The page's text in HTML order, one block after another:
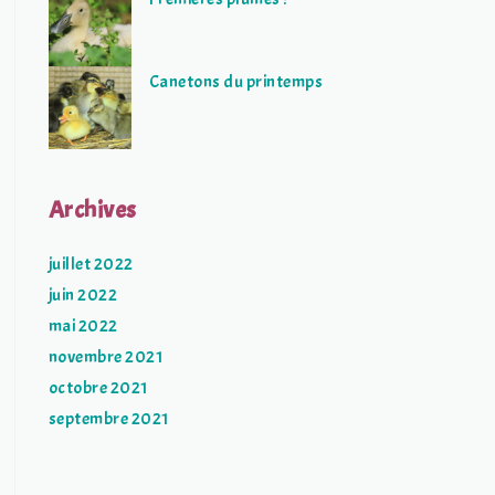
Canetons du printemps
Archives
juillet 2022
juin 2022
mai 2022
novembre 2021
octobre 2021
septembre 2021